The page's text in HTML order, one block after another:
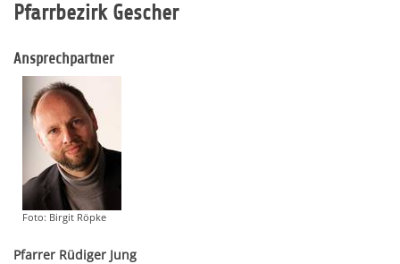
Pfarrbezirk Gescher
Ansprechpartner
Foto: Birgit Röpke
Pfarrer Rüdiger Jung